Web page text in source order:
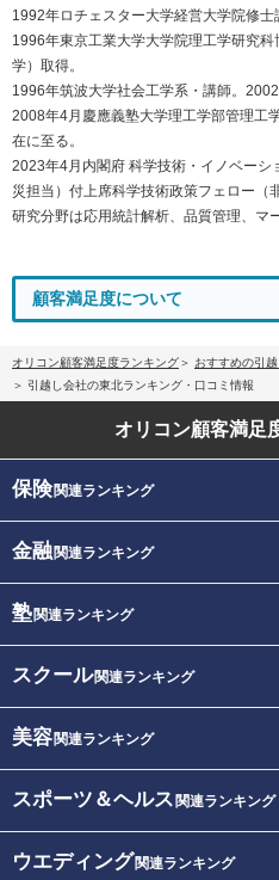
1992年ロチェスター大学経営大学院修士
1996年東京工業大学大学院理工学研究
学）取得。
1996年筑波大学社会工学系・講師。2002
2008年4月慶應義塾大学理工学部管理工
在に至る。
2023年4月内閣府 科学技術・イノベー
災担当）付上席科学技術政策フェロー（
研究分野は応用統計解析、品質管理、マ
顧客満足度について
オリコン顧客満足度ランキング
おすすめの引
引越し会社の東北ランキング・口コミ情報
オリコン顧客満足
保険関連ランキング
金融関連ランキング
塾関連ランキング
スクール関連ランキング
美容関連ランキング
スポーツ＆ヘルス 関連ランキング
ウエディング関連ランキング